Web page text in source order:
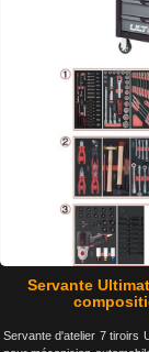
Servante
Servante d'atelier 7 tiroirs